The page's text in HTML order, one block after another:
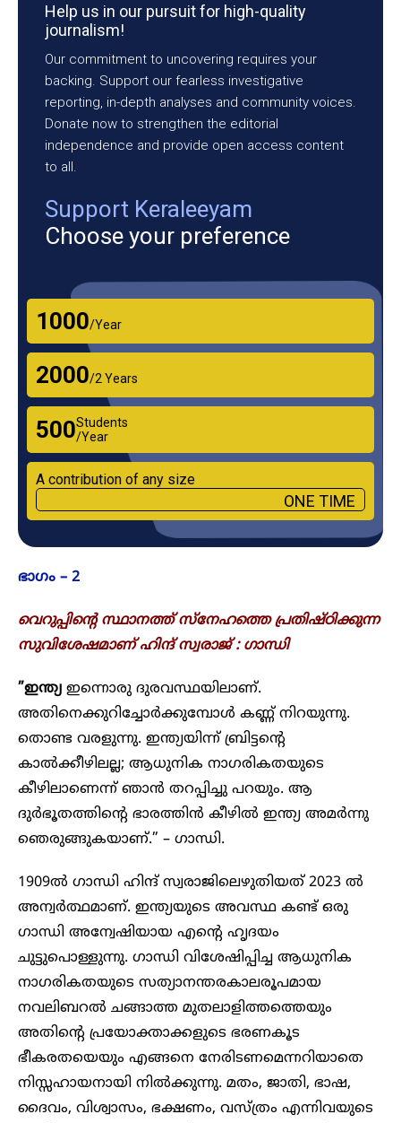
Help us in our pursuit for high-quality
journalism!
Our commitment to uncovering requires your
backing. Support our fearless investigative
reporting, in-depth analyses and community voices.
Donate now to strengthen the editorial
independence and provide open access content
to all.
Support Keraleeyam
Choose your preference
₹1000/Year
₹2000/2 Years
₹500Students
/Year
A contribution of any size
ONE TIME
ഭാ​ഗം – 2
വെറുപ്പിന്റെ സ്ഥാനത്ത് സ്‌നേഹത്തെ പ്രതിഷ്ഠിക്കുന്ന
സുവിശേഷമാണ് ഹിന്ദ് സ്വരാജ് : ഗാന്ധി
”ഇന്ത്യ ഇന്നൊരു ദുരവസ്ഥയിലാണ്.
അതിനെക്കുറിച്ചോര്‍ക്കുമ്പോള്‍ കണ്ണ് നിറയുന്നു.
തൊണ്ട വരളുന്നു. ഇന്ത്യയിന്ന് ബ്രിട്ടന്റെ
കാല്‍ക്കീഴിലല്ല; ആധുനിക നാഗരികതയുടെ
കീഴിലാണെന്ന് ഞാന്‍ തറപ്പിച്ചു പറയും. ആ
ദുര്‍ഭൂതത്തിന്റെ ഭാരത്തിന്‍ കീഴില്‍ ഇന്ത്യ അമര്‍ന്നു
‍ഞെരുങ്ങുകയാണ്.” – ഗാന്ധി.
1909ല്‍ ​ഗാന്ധി ഹിന്ദ് സ്വരാജിലെഴുതിയത് 2023 ല്‍
അന്വര്‍ത്ഥമാണ്. ഇന്ത്യയുടെ അവസ്ഥ കണ്ട് ഒരു
ഗാന്ധി അന്വേഷിയായ എന്റെ ഹൃദയം
ചുട്ടുപൊള്ളുന്നു. ഗാന്ധി വിശേഷിപ്പിച്ച ആധുനിക
നാഗരികതയുടെ സത്യാനന്തരകാലരൂപമായ
നവലിബറല്‍ ചങ്ങാത്ത മുതലാളിത്തത്തെയും
അതിന്റെ പ്രയോക്താക്കളുടെ ഭരണകൂട
ഭീകരതയെയും എങ്ങനെ നേരിടണമെന്നറിയാതെ
നിസ്സഹായനായി നില്‍ക്കുന്നു. മതം, ജാതി, ഭാഷ,
ദൈവം, വിശ്വാസം, ഭക്ഷണം, വസ്ത്രം എന്നിവയുടെ